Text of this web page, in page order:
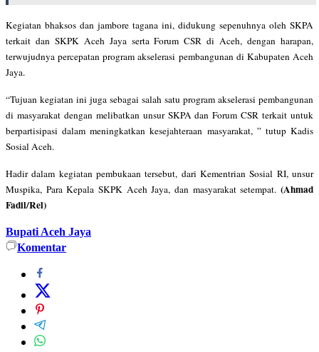
Kegiatan bhaksos dan jambore tagana ini, didukung sepenuhnya oleh SKPA
terkait dan SKPK Aceh Jaya serta Forum CSR di Aceh, dengan harapan,
terwujudnya percepatan program akselerasi pembangunan di Kabupaten Aceh
Jaya.
“Tujuan kegiatan ini juga sebagai salah satu program akselerasi pembangunan
di masyarakat dengan melibatkan unsur SKPA dan Forum CSR terkait untuk
berpartisipasi dalam meningkatkan kesejahteraan masyarakat, ” tutup Kadis
Sosial Aceh.
Hadir dalam kegiatan pembukaan tersebut, dari Kementrian Sosial RI, unsur
Muspika, Para Kepala SKPK Aceh Jaya, dan masyarakat setempat. (Ahmad
Fadil/Rel)
Bupati Aceh Jaya
Komentar